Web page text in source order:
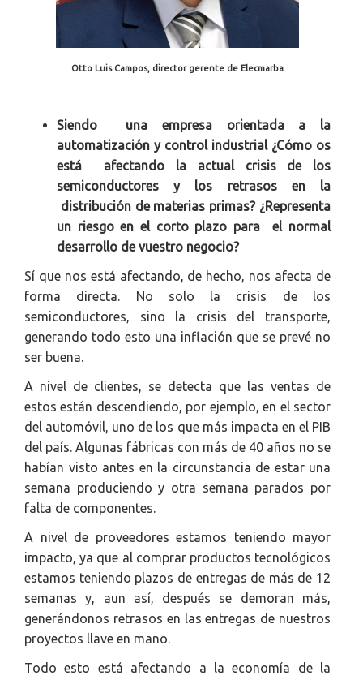
Otto Luis Campos, director gerente de Elecmarba
Siendo una empresa orientada a la
automatización y control industrial ¿Cómo os
está afectando la actual crisis de los
semiconductores y los retrasos en la
distribución de materias primas? ¿Representa
un riesgo en el corto plazo para el normal
desarrollo de vuestro negocio?
Sí que nos está afectando, de hecho, nos afecta de
forma directa. No solo la crisis de los
semiconductores, sino la crisis del transporte,
generando todo esto una inflación que se prevé no
ser buena.
A nivel de clientes, se detecta que las ventas de
estos están descendiendo, por ejemplo, en el sector
del automóvil, uno de los que más impacta en el PIB
del país. Algunas fábricas con más de 40 años no se
habían visto antes en la circunstancia de estar una
semana produciendo y otra semana parados por
falta de componentes.
A nivel de proveedores estamos teniendo mayor
impacto, ya que al comprar productos tecnológicos
estamos teniendo plazos de entregas de más de 12
semanas y, aun así, después se demoran más,
generándonos retrasos en las entregas de nuestros
proyectos llave en mano.
Todo esto está afectando a la economía de la